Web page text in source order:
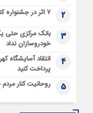
2 ۷ اثر در جشنواره کتاب سال دانشجویی برگزیده شد
3
خودروسازان نداد
4
انتقاد آسایشگاه
پرداخت کنید
5 روحانیت کنار